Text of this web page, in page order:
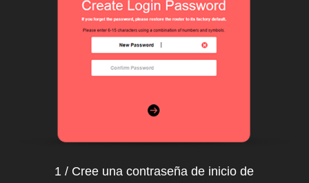
1 / Cree una contraseña de inicio de